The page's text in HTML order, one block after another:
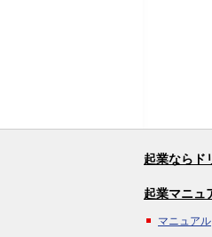
起業ならド
起業マニュ
マニュアル